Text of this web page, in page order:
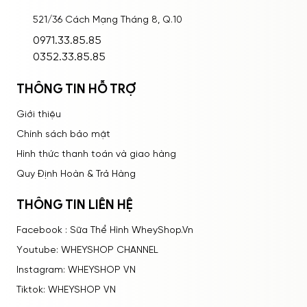
521/36 Cách Mạng Tháng 8, Q.10
0971.33.85.85
0352.33.85.85
THÔNG TIN HỖ TRỢ
Giới thiệu
Chính sách bảo mật
Hình thức thanh toán và giao hàng
Quy Định Hoàn & Trả Hàng
THÔNG TIN LIÊN HỆ
Facebook : Sữa Thể Hình WheyShop.Vn
Youtube: WHEYSHOP CHANNEL
Instagram: WHEYSHOP VN
Tiktok: WHEYSHOP VN